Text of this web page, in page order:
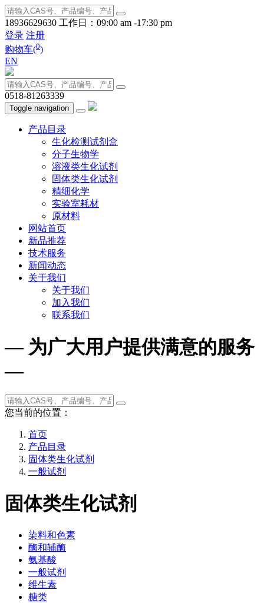
18936629630 工作日：09:00 am -17:30 pm
登录 注册
购物车(0)
EN
0518-81263339
Toggle navigation
产品目录
生化检测试剂盒
分子生物学
溶液类生化试剂
固体类生化试剂
精细化学
实验室耗材
原材料
网站首页
新品推荐
技术服务
新闻动态
关于我们
关于我们
加入我们
联系我们
— 为广大用户提供满意的服务
—
您当前的位置：
首页
产品目录
固体类生化试剂
一般试剂
固体类生化试剂
染料和色素
酶和辅酶
氨基酸
一般试剂
维生素
糖类